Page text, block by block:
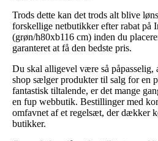
Trods dette kan det trods alt blive
forskellige netbutikker efter rabat på
(grøn/h80xb116 cm) inden du
garanteret at få den bedste pris.
Du skal alligevel være så
shop sælger produkter til salg for en
fantastisk tiltalende, er det mange
en fup webbutik. Bestillinger med
omfavnet af et regelsæt, der dækker
butikker.